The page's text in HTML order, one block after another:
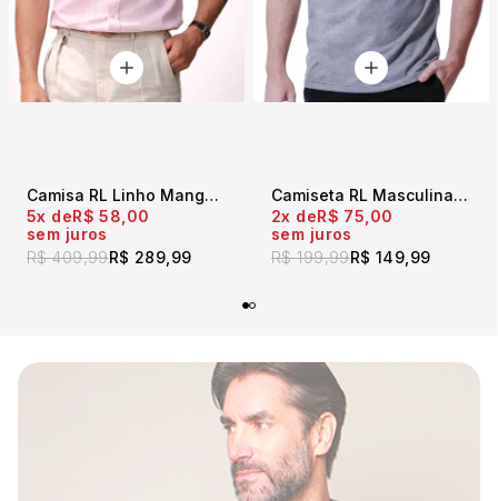
Camisa RL Linho Manga Curta Rosa Baby
R$ 409,99R$ 289,99
5x
R$ 58,00
sem juros
Camiseta RL Masculina Slim Fit Mescla Escuro
R$ 199,99R$ 149,99
2x
R$ 75,00
sem juros